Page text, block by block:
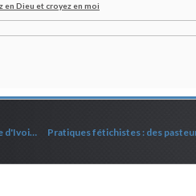
en Dieu et croyez en moi
Image du jour : Une église en Côte d'Ivoire